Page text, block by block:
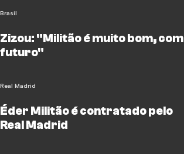
Brasil
Zizou: "Militão é muito bom, com
futuro"
Real Madrid
Éder Militão é contratado pelo
Real Madrid